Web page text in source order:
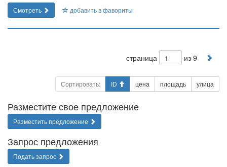
Смотреть добавить в фавориты
страница из 9
Сортировать: ID цена площадь улица
Разместите свое предложение
Разместить предложение
Запрос предложения
Подать запрос